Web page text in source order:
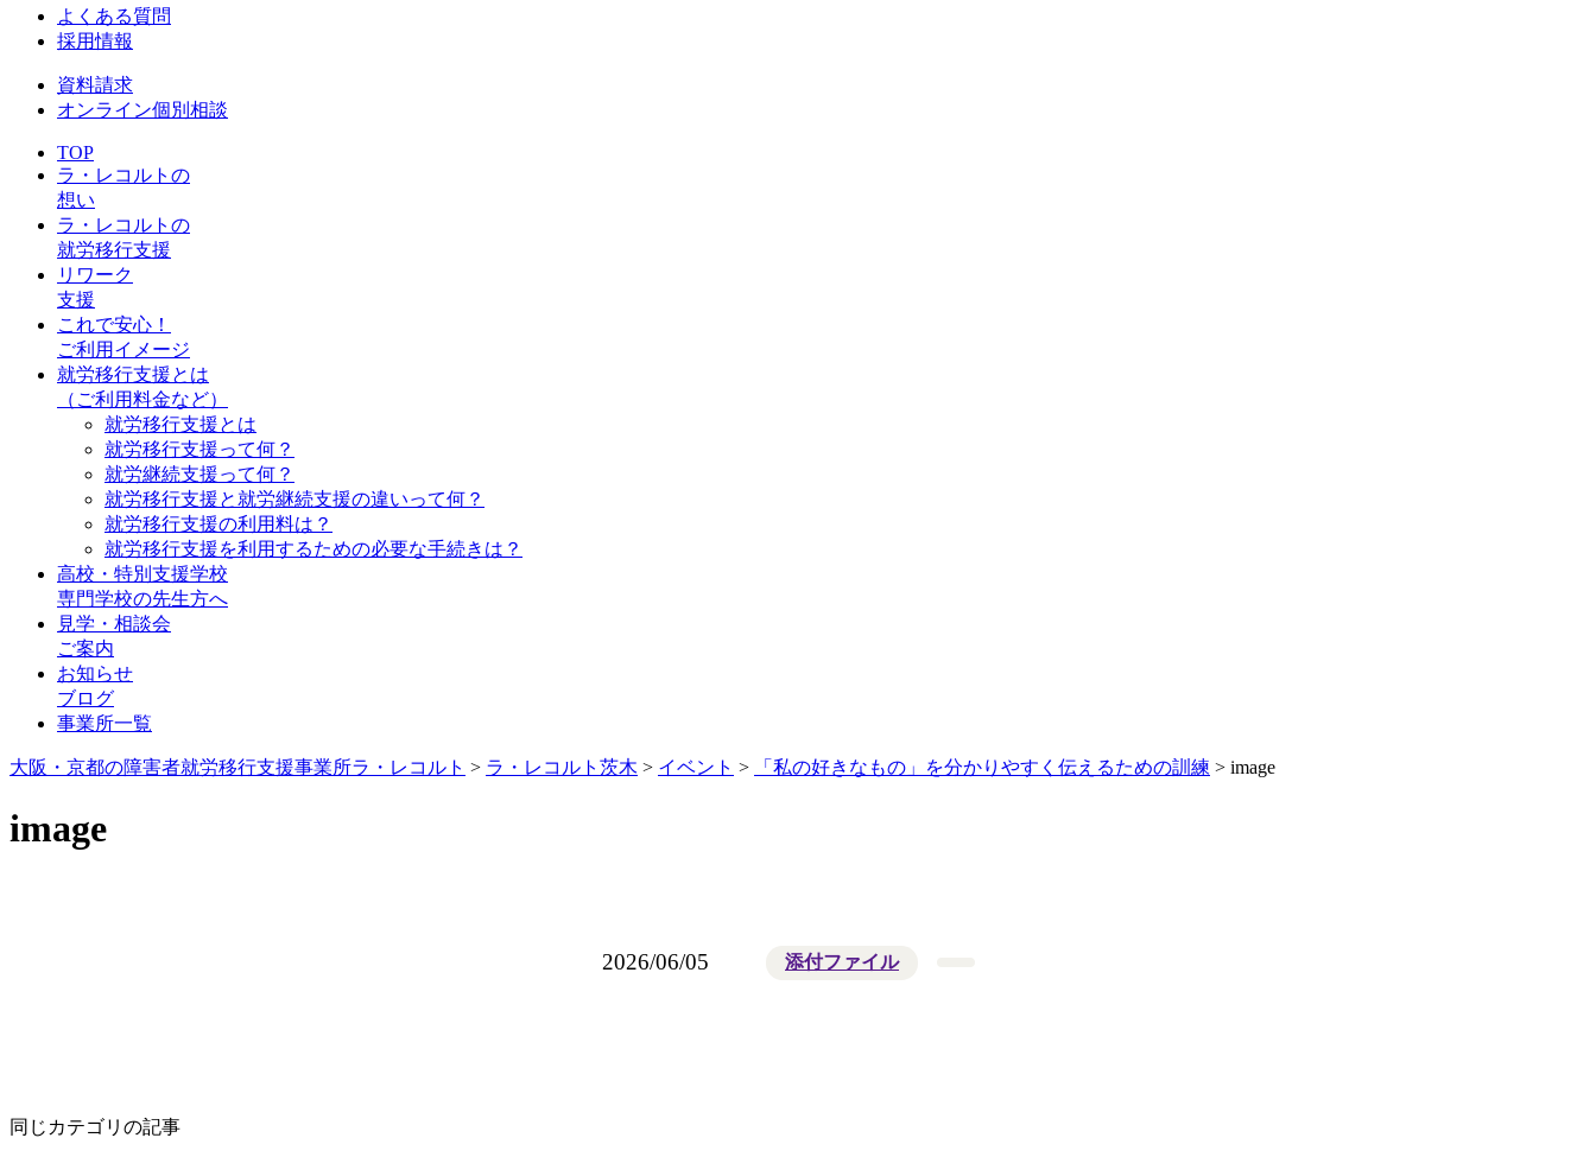
よくある質問
採用情報
資料請求
オンライン個別相談
TOP
ラ・レコルトの
想い
ラ・レコルトの
就労移行支援
リワーク
支援
これで安心！
ご利用イメージ
就労移行支援とは
（ご利用料金など）
就労移行支援とは
就労移行支援って何？
就労継続支援って何？
就労移行支援と就労継続支援の違いって何？
就労移行支援の利用料は？
就労移行支援を利用するための必要な手続きは？
高校・特別支援学校
専門学校の先生方へ
見学・相談会
ご案内
お知らせ
ブログ
事業所一覧
大阪・京都の障害者就労移行支援事業所ラ・レコルト > ラ・レコルト茨木 > イベント > 「私の好きなもの」を分かりやすく伝えるための訓練 > image
image
2026/06/05 添付ファイル
同じカテゴリの記事